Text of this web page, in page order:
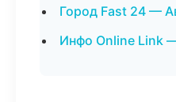
Город Fast 24 —
Инфо Online Link